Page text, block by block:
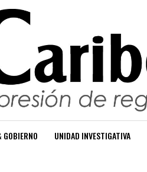
GOBIERNO UNIDAD INVESTIGATIVA